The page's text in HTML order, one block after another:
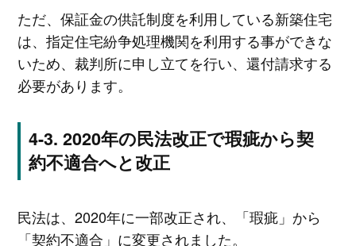
ただ、保証金の供託制度を利用している新築住宅
は、指定住宅紛争処理機関を利用する事ができな
いため、裁判所に申し立てを行い、還付請求する
必要があります。
2020年の民法改正で瑕疵から契
約不適合へと改正
民法は、2020年に一部改正され、「瑕疵」から
「契約不適合」に変更されました。